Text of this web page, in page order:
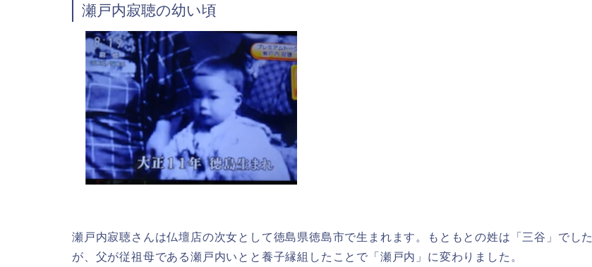
瀬戸内寂聴の幼い頃
瀬戸内寂聴さんは仏壇店の次女として徳島県徳島市で生まれます。もともとの姓は「三谷」でした
が、父が従祖母である瀬戸内いとと養子縁組したことで「瀬戸内」に変わりました。